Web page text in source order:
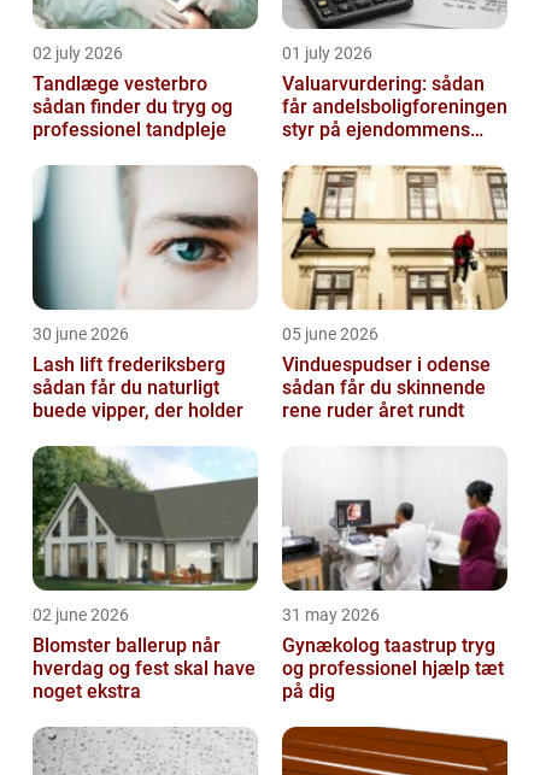
02 july 2026
Tandlæge vesterbro
sådan finder du tryg og
professionel tandpleje
01 july 2026
Valuarvurdering: sådan
får andelsboligforeningen
styr på ejendommens
30 june 2026
Lash lift frederiksberg
sådan får du naturligt
buede vipper, der holder
05 june 2026
Vinduespudser i odense
sådan får du skinnende
rene ruder året rundt
02 june 2026
Blomster ballerup når
hverdag og fest skal have
noget ekstra
31 may 2026
Gynækolog taastrup tryg
og professionel hjælp tæt
på dig